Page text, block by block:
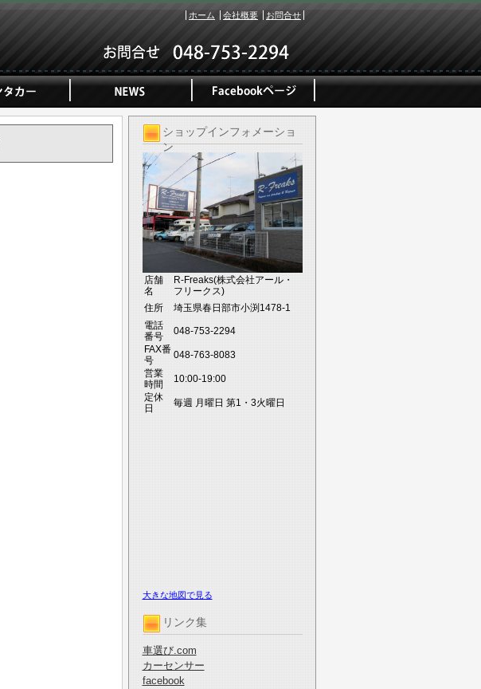
ホーム 会社概要 お問合せ
ショップインフォメーショ
ン
店舗
名
R-Freaks(株式会社アール・
フリークス)
住所
埼玉県春日部市小渕1478-1
電話
番号
048-753-2294
FAX番
号
048-763-8083
営業
時間
10:00-19:00
定休
日
毎週 月曜日 第1・3火曜日
大きな地図で見る
リンク集
車選び.com
カーセンサー
facebook